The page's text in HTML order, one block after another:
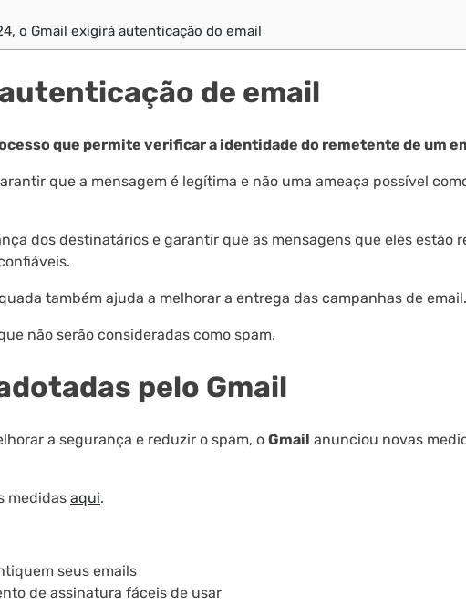
o Gmail exigirá autenticação do email
de email
que permite verificar a identidade do remetente de um
que a mensagem é legítima e não uma ameaça possível
dos destinatários e garantir que as mensagens que eles estão
também ajuda a melhorar a entrega das campanhas de email.
não serão consideradas como spam.
pelo Gmail
a segurança e reduzir o spam, o Gmail anunciou novas
medidas aqui.
seus emails
de assinatura fáceis de usar